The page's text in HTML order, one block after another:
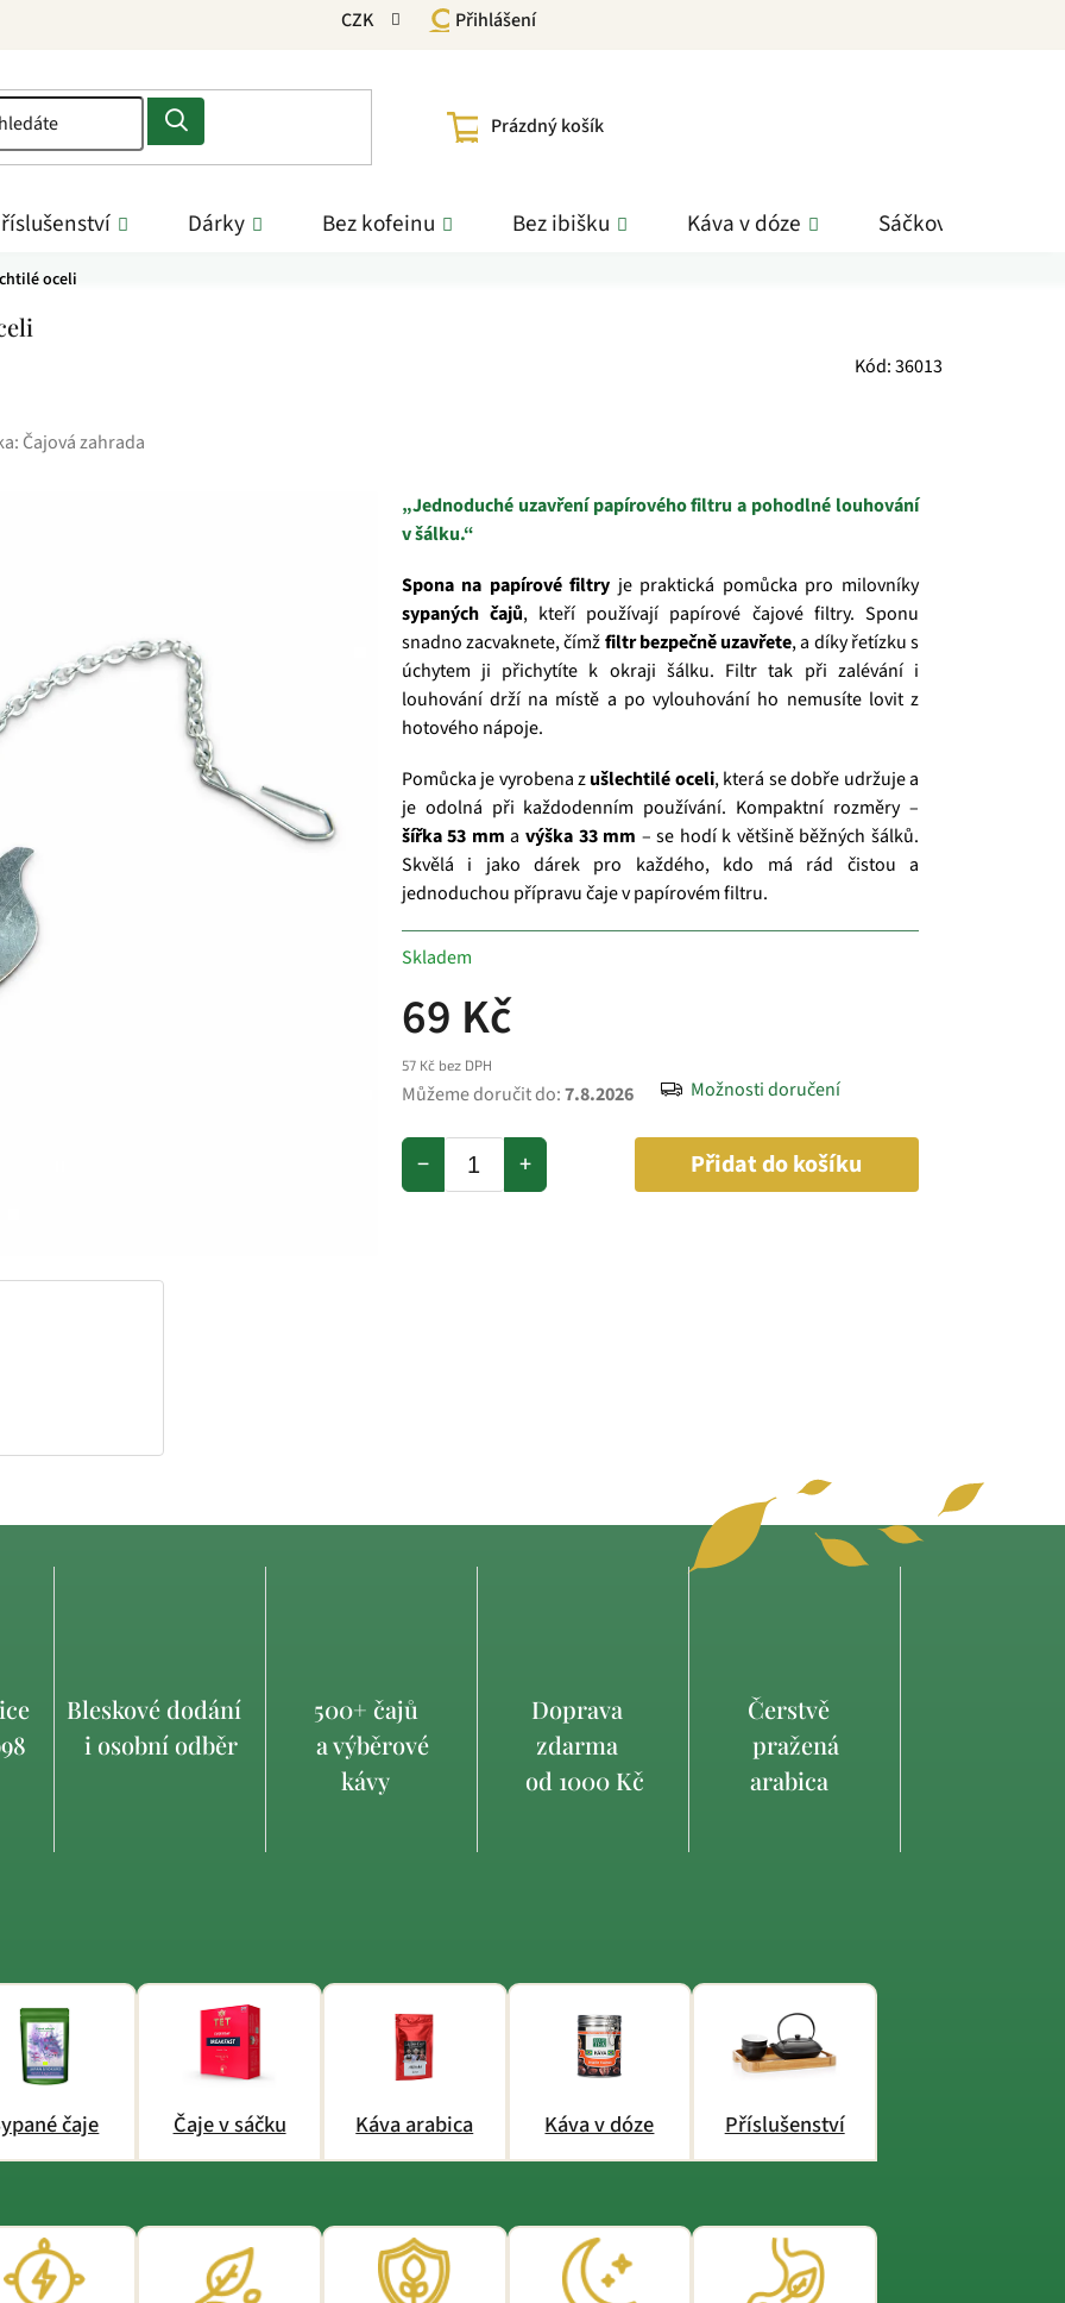
CZK Přihlášení
NÁKUPNÍ
Prázdný košík
Dárky Bez kofeinu Bez ibišku Káva v dóze Sáčkové čaje
oceli
Kód:36013
Čajová zahrada
69 Kč
57 Kč bez DPH
Skladem
Můžeme doručit do:7.8.2026 Možnosti doručení
+
− Přidat do košíku
„Jednoduché uzavření papírového filtru a pohodlné louhování
v šálku.“
Spona na papírové filtry je praktická pomůcka pro milovníky
sypaných čajů, kteří používají papírové čajové filtry. Sponu
snadno zacvaknete, čímžfiltr bezpečně uzavřete, a díky řetízku s
úchytem ji přichytíte k okraji šálku. Filtr tak při zalévání i
louhování drží na místě a po vylouhování ho nemusíte lovit z
hotového nápoje.
Pomůcka je vyrobena zušlechtilé oceli, která se dobře udržuje a
je odolná při každodenním používání. Kompaktní rozměry –
šířka 53 mm avýška 33 mm – se hodí k většině běžných šálků.
Skvělá i jako dárek pro každého, kdo má rád čistou a
jednoduchou přípravu čaje v papírovém filtru.
Bleskové dodání
i osobní odběr
500+ čajů
a výběrové
kávy
Doprava
zdarma
od 1000 Kč
Čerstvě
pražená
arabica
čaje Čaje v sáčku Káva arabica Káva v dóze Příslušenství